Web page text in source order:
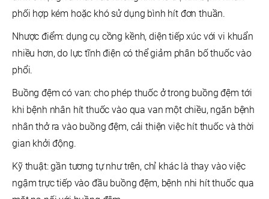
phối hợp kém hoặc khó sử dụng bình hít đơn thuần.
Nhược điểm: dụng cụ cồng kềnh, diện tiếp xúc với vi khuẩn
nhiều hơn, do lực tĩnh điện có thể giảm phân bố thuốc vào
phổi.
Buồng đệm có van: cho phép thuốc ở trong buồng đệm tới
khi bệnh nhân hít thuốc vào qua van một chiều, ngăn bệnh
nhân thở ra vào buồng đệm, cải thiện việc hít thuốc và thời
gian khởi động.
Kỹ thuật: gần tương tự như trên, chỉ khác là thay vào việc
ngậm trực tiếp vào đầu buồng đệm, bệnh nhi hít thuốc qua